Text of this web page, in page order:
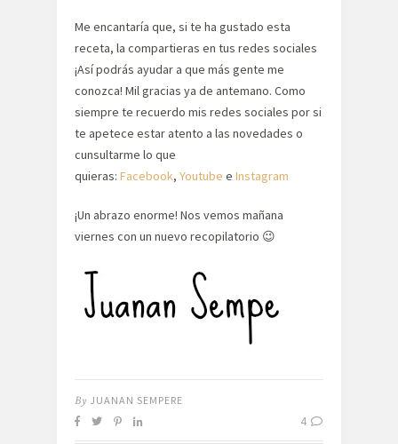
Me encantaría que, si te ha gustado esta
receta, la compartieras en tus redes sociales
¡Así podrás ayudar a que más gente me
conozca! Mil gracias ya de antemano. Como
siempre te recuerdo mis redes sociales por si
te apetece estar atento a las novedades o
cunsultarme lo que
quieras: Facebook, Youtube e Instagram
¡Un abrazo enorme! Nos vemos mañana
viernes con un nuevo recopilatorio 😉
By JUANAN SEMPERE
4